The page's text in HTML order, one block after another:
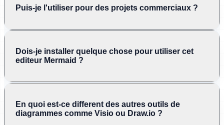
Puis-je l'utiliser pour des projets commerciaux ?
Dois-je installer quelque chose pour utiliser cet
editeur Mermaid ?
En quoi est-ce different des autres outils de
diagrammes comme Visio ou Draw.io ?